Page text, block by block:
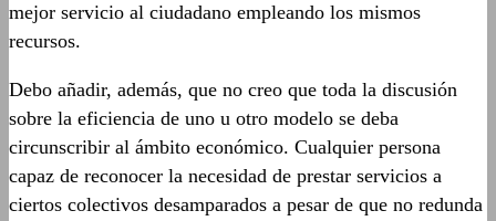
mejor servicio al ciudadano empleando los mismos
recursos.
Debo añadir, además, que no creo que toda la discusión
sobre la eficiencia de uno u otro modelo se deba
circunscribir al ámbito económico. Cualquier persona
capaz de reconocer la necesidad de prestar servicios a
ciertos colectivos desamparados a pesar de que no redunda